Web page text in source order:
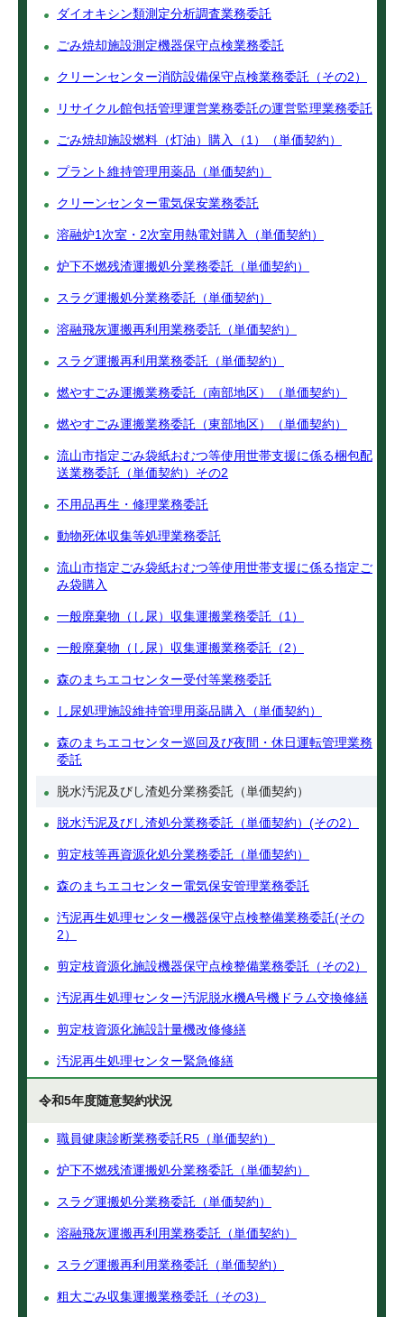
ダイオキシン類測定分析調査業務委託
ごみ焼却施設測定機器保守点検業務委託
クリーンセンター消防設備保守点検業務委託（その2）
リサイクル館包括管理運営業務委託の運営監理業務委託
ごみ焼却施設燃料（灯油）購入（1）（単価契約）
プラント維持管理用薬品（単価契約）
クリーンセンター電気保安業務委託
溶融炉1次室・2次室用熱電対購入（単価契約）
炉下不燃残渣運搬処分業務委託（単価契約）
スラグ運搬処分業務委託（単価契約）
溶融飛灰運搬再利用業務委託（単価契約）
スラグ運搬再利用業務委託（単価契約）
燃やすごみ運搬業務委託（南部地区）（単価契約）
燃やすごみ運搬業務委託（東部地区）（単価契約）
流山市指定ごみ袋紙おむつ等使用世帯支援に係る梱包配
送業務委託（単価契約）その2
不用品再生・修理業務委託
動物死体収集等処理業務委託
流山市指定ごみ袋紙おむつ等使用世帯支援に係る指定ご
み袋購入
一般廃棄物（し尿）収集運搬業務委託（1）
一般廃棄物（し尿）収集運搬業務委託（2）
森のまちエコセンター受付等業務委託
し尿処理施設維持管理用薬品購入（単価契約）
森のまちエコセンター巡回及び夜間・休日運転管理業務
委託
脱水汚泥及びし渣処分業務委託（単価契約）
脱水汚泥及びし渣処分業務委託（単価契約）(その2）
剪定枝等再資源化処分業務委託（単価契約）
森のまちエコセンター電気保安管理業務委託
汚泥再生処理センター機器保守点検整備業務委託(その
2）
剪定枝資源化施設機器保守点検整備業務委託（その2）
汚泥再生処理センター汚泥脱水機A号機ドラム交換修繕
剪定枝資源化施設計量機改修修繕
汚泥再生処理センター緊急修繕
令和5年度随意契約状況
職員健康診断業務委託R5（単価契約）
炉下不燃残渣運搬処分業務委託（単価契約）
スラグ運搬処分業務委託（単価契約）
溶融飛灰運搬再利用業務委託（単価契約）
スラグ運搬再利用業務委託（単価契約）
粗大ごみ収集運搬業務委託（その3）